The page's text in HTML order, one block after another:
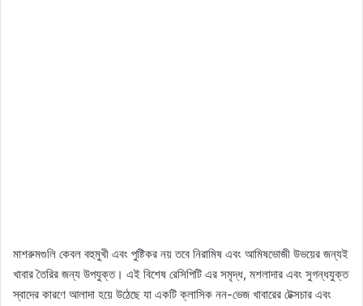
মাশরুমগুলি কেবল বহুমুখী এবং পুষ্টিকর নয় তবে নিরামিষ এবং আমিষভোজী উভয়ের জন্যই
খাবার তৈরির জন্য উপযুক্ত। এই বিশেষ রেসিপিটি এর সমৃদ্ধ, মশলাদার এবং সুগন্ধযুক্ত
স্বাদের কারণে আলাদা হয়ে উঠেছে যা একটি ক্লাসিক নন-ভেজ খাবারের টেক্সচার এবং